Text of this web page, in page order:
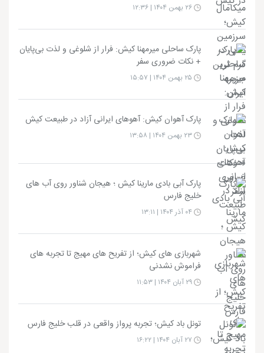
پارک ساحلی میرمهنا کیش: فرار از شلوغی و لذت بی‌پایان
+ نکات ضروری سفر
پارک آهوان کیش: آهوهای ایرانی آزاد در طبیعت کیش
پارک آبی بادی مارینا کیش ؛ هیجان شناور روی آب های
خلیج فارس
شهربازی های کیش؛ از تفریح های مهیج تا تجربه های
فراموش نشدنی
تونل باد کیش؛ تجربه پرواز واقعی در قلب خلیج فارس